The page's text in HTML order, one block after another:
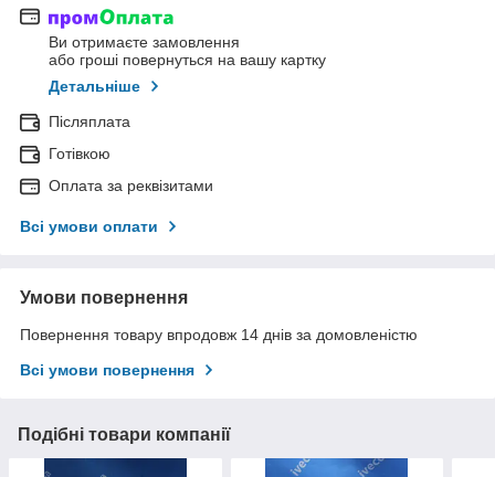
Ви отримаєте замовлення
або гроші повернуться на вашу картку
Детальніше
Післяплата
Готівкою
Оплата за реквізитами
Всі умови оплати
Умови повернення
Повернення товару впродовж 14 днів за домовленістю
Всі умови повернення
Подібні товари компанії